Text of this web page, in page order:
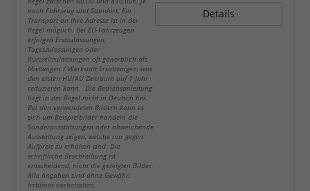
nach Fahrzeug und Standort. Ein
Transport an Ihre Adresse ist in der
Regel möglich. Bei EU-Fahrzeugen
erfolgen Erstzulassungen,
Tageszulassungen oder
Kurzzeitzulassungen oft gewerblich als
Mietwagen / Werkstatt Ersatzwagen, was
den ersten HU/AU Zeitraum auf 1 Jahr
reduzieren kann. Die Betriebsanleitung
liegt in der Regel nicht in Deutsch bei.
Bei den verwendeten Bildern kann es
sich um Beispielbilder handeln die
Sonderausstattungen oder abweichende
Ausstattung zeigen, welche nur gegen
Aufpreis zu erhalten sind. Die
schriftliche Beschreibung ist
entscheidend, nicht die gezeigten Bilder.
Alle Angaben sind ohne Gewähr.
Irrtümer vorbehalten.
Details